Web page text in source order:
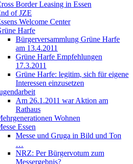
Border Leasing in Essen
of JZE
Welcome Center
Harfe
Bürgerversammlung Grüne Harfe
am 13.4.2011
Grüne Harfe Empfehlungen
17.3.2011
Grüne Harfe: legitim, sich für eigene
Interessen einzusetzen
Am 26.1.2011 war Aktion am
Rathaus
Wohnen
Essen
Messe und Gruga in Bild und Ton
…
NRZ: Per Bürgervotum zum
Messergebnis?